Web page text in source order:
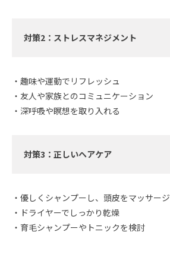
対策2：ストレスマネジメント
・趣味や運動でリフレッシュ
・友人や家族とのコミュニケーション
・深呼吸や瞑想を取り入れる
対策3：正しいヘアケア
・優しくシャンプーし、頭皮をマッサージ
・ドライヤーでしっかり乾燥
・育毛シャンプーやトニックを検討